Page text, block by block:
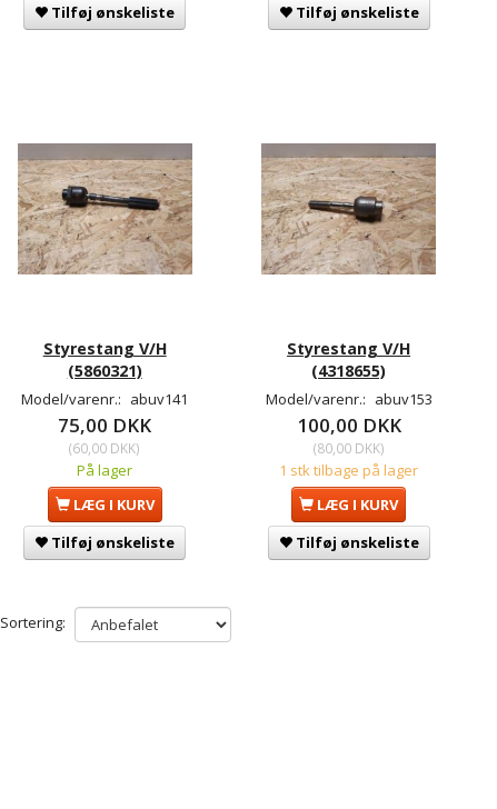
Tilføj ønskeliste
Tilføj ønskeliste
Styrestang V/H
(5860321)
Model/varenr.: abuv141
75,00 DKK
(60,00 DKK)
På lager
LÆG I KURV
Tilføj ønskeliste
Styrestang V/H
(4318655)
Model/varenr.: abuv153
100,00 DKK
(80,00 DKK)
1 stk tilbage på lager
LÆG I KURV
Tilføj ønskeliste
Sortering: